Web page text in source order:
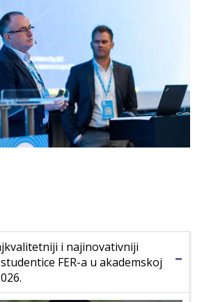
i najinovativniji
FER-a u akademskoj